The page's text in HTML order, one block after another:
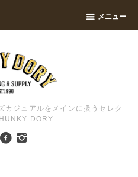
メニュー
カジュアルをメインに扱うセレク
DORY